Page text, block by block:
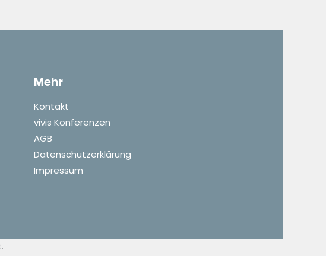
Mehr
Kontakt
vivis Konferenzen
AGB
Datenschutzerklärung
Impressum